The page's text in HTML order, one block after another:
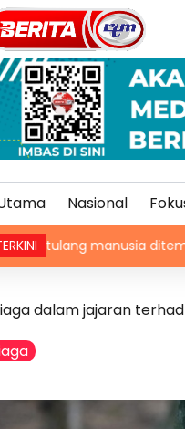
Nasional
ditemui di Behor
dalam jajaran